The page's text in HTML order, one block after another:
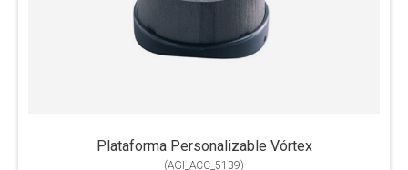
Plataforma Personalizable Vórtex
(AGI_ACC_5139)